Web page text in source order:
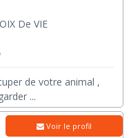
De VIE
de votre animal ,
...
Voir le profil